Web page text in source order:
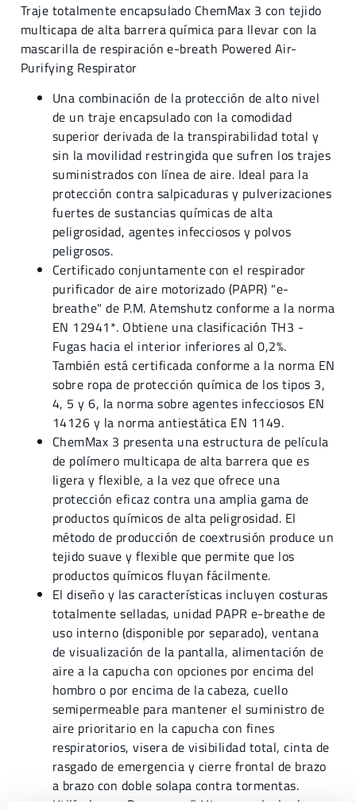
Traje totalmente encapsulado ChemMax 3 con tejido
multicapa de alta barrera química para llevar con la
mascarilla de respiración e-breath Powered Air-
Purifying Respirator
Una combinación de la protección de alto nivel
de un traje encapsulado con la comodidad
superior derivada de la transpirabilidad total y
sin la movilidad restringida que sufren los trajes
suministrados con línea de aire. Ideal para la
protección contra salpicaduras y pulverizaciones
fuertes de sustancias químicas de alta
peligrosidad, agentes infecciosos y polvos
peligrosos.
Certificado conjuntamente con el respirador
purificador de aire motorizado (PAPR) "e-
breathe" de P.M. Atemshutz conforme a la norma
EN 12941*. Obtiene una clasificación TH3 -
Fugas hacia el interior inferiores al 0,2%.
También está certificada conforme a la norma EN
sobre ropa de protección química de los tipos 3,
4, 5 y 6, la norma sobre agentes infecciosos EN
14126 y la norma antiestática EN 1149.
ChemMax 3 presenta una estructura de película
de polímero multicapa de alta barrera que es
ligera y flexible, a la vez que ofrece una
protección eficaz contra una amplia gama de
productos químicos de alta peligrosidad. El
método de producción de coextrusión produce un
tejido suave y flexible que permite que los
productos químicos fluyan fácilmente.
El diseño y las características incluyen costuras
totalmente selladas, unidad PAPR e-breathe de
uso interno (disponible por separado), ventana
de visualización de la pantalla, alimentación de
aire a la capucha con opciones por encima del
hombro o por encima de la cabeza, cuello
semipermeable para mantener el suministro de
aire prioritario en la capucha con fines
respiratorios, visera de visibilidad total, cinta de
rasgado de emergencia y cierre frontal de brazo
a brazo con doble solapa contra tormentas.
Utilícelo con Permasure® V4 para calcular los